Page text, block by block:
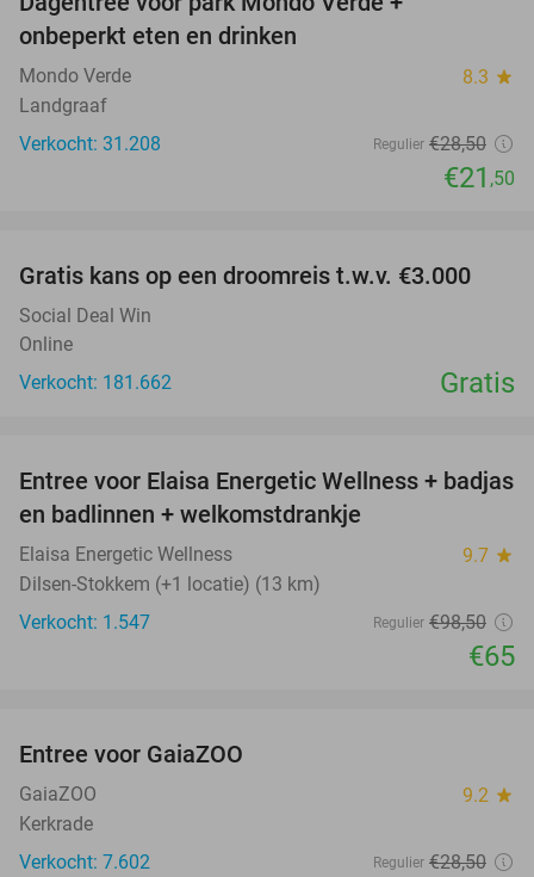
onbeperkt eten en drinken
Mondo Verde 8.3 star
Landgraaf
Verkocht: 31.208
Regulier €28,50
€21 ,50
Gratis kans op een droomreis t.w.v. €3.000
Social Deal Win
Online
Verkocht: 181.662
Gratis
34%
Entree voor Elaisa Energetic Wellness + badjas
en badlinnen + welkomstdrankje
Elaisa Energetic Wellness 9.7 star
Dilsen-Stokkem (+1 locatie) (13 km)
Verkocht: 1.547
Regulier €98,50
€65
Entree voor GaiaZOO
GaiaZOO 9.2 star
Kerkrade
Verkocht: 7.602
Regulier €28,50